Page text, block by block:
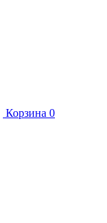
Корзина 0